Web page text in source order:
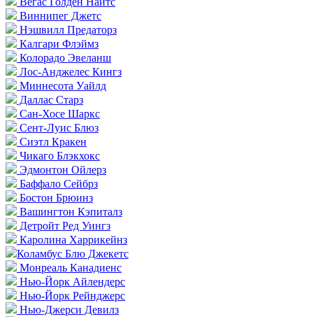
Виннипег Джетс
Нэшвилл Предаторз
Калгари Флэймз
Колорадо Эвеланш
Лос-Анджелес Кингз
Миннесота Уайлд
Даллас Старз
Сан-Хосе Шаркс
Сент-Луис Блюз
Сиэтл Кракен
Чикаго Блэкхокс
Эдмонтон Ойлерз
Баффало Сейбрз
Бостон Брюинз
Вашингтон Кэпиталз
Детройт Ред Уингз
Каролина Харрикейнз
Коламбус Блю Джекетс
Монреаль Канадиенс
Нью-Йорк Айлендерс
Нью-Йорк Рейнджерс
Нью-Джерси Девилз